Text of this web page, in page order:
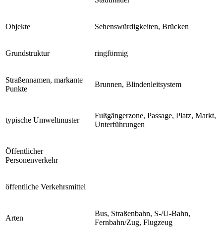
Objekte Sehenswürdigkeiten, Brücken
Grundstruktur ringförmig
Straßennamen, markante
Punkte
Brunnen, Blindenleitsystem
typische Umweltmuster
Fußgängerzone, Passage, Platz, Markt,
Unterführungen
Öffentlicher
Personenverkehr
öffentliche Verkehrsmittel
Arten
Bus, Straßenbahn, S-/U-Bahn,
Fernbahn/Zug, Flugzeug